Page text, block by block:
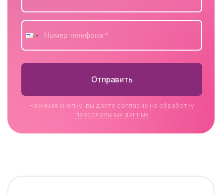
Отправить
Нажимая кнопку, вы даете согласие на обработку
персональных данных